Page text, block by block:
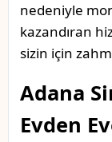
nedeniyle
kazandıran
sizin için
Adana
Evden